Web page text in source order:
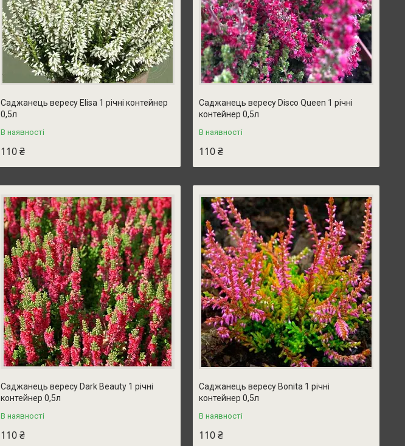
Саджанець вересу Elisa 1 річні контейнер
0,5л
В наявності
110 ₴
Саджанець вересу Disco Queen 1 річні
контейнер 0,5л
В наявності
110 ₴
Саджанець вересу Dark Beauty 1 річні
контейнер 0,5л
В наявності
110 ₴
Саджанець вересу Bonita 1 річні
контейнер 0,5л
В наявності
110 ₴